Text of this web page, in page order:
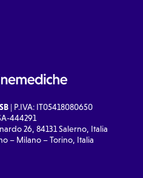
| P.IVA: IT05418080650
444291
26, 84131 Salerno, Italia
– Milano – Torino, Italia